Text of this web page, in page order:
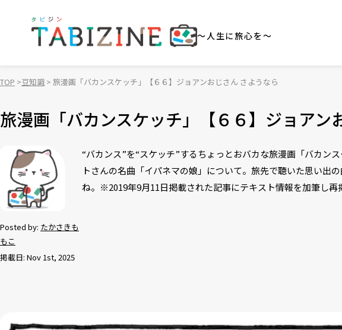
～人生に旅心を～
TOP 豆知識 旅漫画「バカンスケッチ」【６６】ジョアンおじさん さようなら
旅漫画「バカンスケッチ」【６６】ジョアン
Posted by: たかさきも
もこ
掲載日: Nov 1st, 2025
“バカンス”を“スケッチ”するちょっとおバカな旅漫画「バカン
トさんの名曲「イパネマの娘」について。旅先で聴いた思い出
ね。※2019年9月11日掲載された記事にテキスト情報を加筆し再